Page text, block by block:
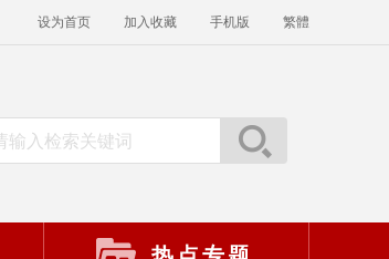
设为首页 加入收藏 手机版 繁體